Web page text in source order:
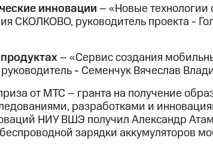
инновации– «Новые технологии
СКОЛКОВО, руководитель проекта -
– «Сервис создания
- Семенчук Вячеслав
от МТС – гранта на получение
разработками и
НИУ ВШЭ получил Александр
зарядки аккумуляторов